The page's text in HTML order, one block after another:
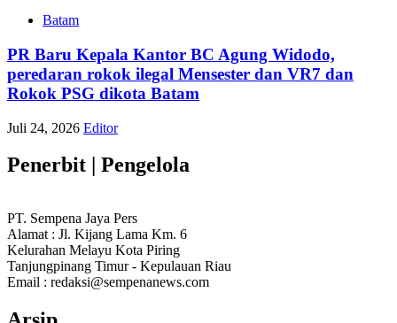
Batam
PR Baru Kepala Kantor BC Agung Widodo,
peredaran rokok ilegal Mensester dan VR7 dan
Rokok PSG dikota Batam
Juli 24, 2026 Editor
Penerbit | Pengelola
PT. Sempena Jaya Pers
Alamat : Jl. Kijang Lama Km. 6
Kelurahan Melayu Kota Piring
Tanjungpinang Timur - Kepulauan Riau
Email : redaksi@sempenanews.com